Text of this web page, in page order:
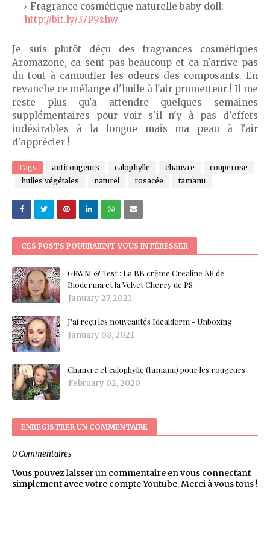
Fragrance cosmétique naturelle baby doll:
http://bit.ly/37P9shw
Je suis plutôt déçu des fragrances cosmétiques
Aromazone, ça sent pas beaucoup et ça n'arrive pas
du tout à camoufler les odeurs des composants. En
revanche ce mélange d'huile à l'air prometteur ! Il me
reste plus qu'a attendre quelques semaines
supplémentaires pour voir s'il n'y à pas d'effets
indésirables à la longue mais ma peau à l'air
d'apprécier !
Tags antirougeurs calophylle chanvre
couperose
huiles végétales
naturel rosacée tamanu
CES POSTS POURRAIENT VOUS INTÉRESSER
GRWM & Test : La BB crème Crealine AR de
Bioderma et la Velvet Cherry de PS
January 27, 2021
J'ai reçu les nouveautés Idealderm - Unboxing
January 08, 2021
Chanvre et calophylle (tamanu) pour les rougeurs
February 02, 2020
ENREGISTRER UN COMMENTAIRE
0 Commentaires
Vous pouvez laisser un commentaire en vous connectant
simplement avec votre compte Youtube. Merci à vous tous !